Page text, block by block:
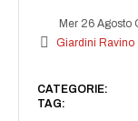
Mer 26 Agosto
Giardini Ravino
CATEGORIE:
TAG: